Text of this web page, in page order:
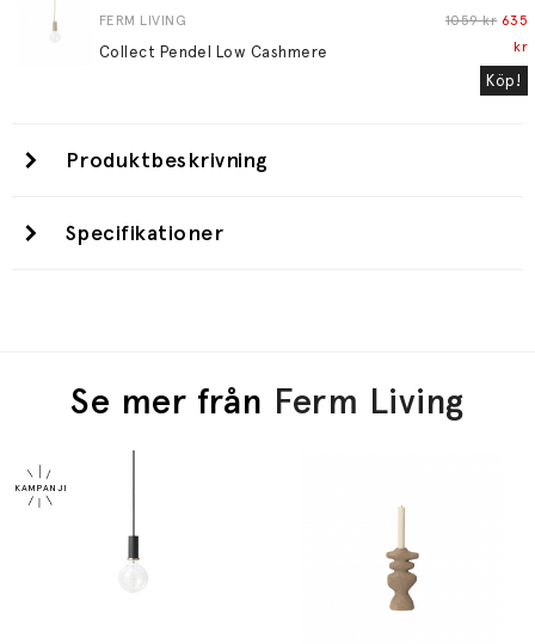
FERM LIVING
Collect Pendel Low Cashmere
1059 kr 635
kr
Köp!
Produktbeskrivning
Specifikationer
Se mer från Ferm Living